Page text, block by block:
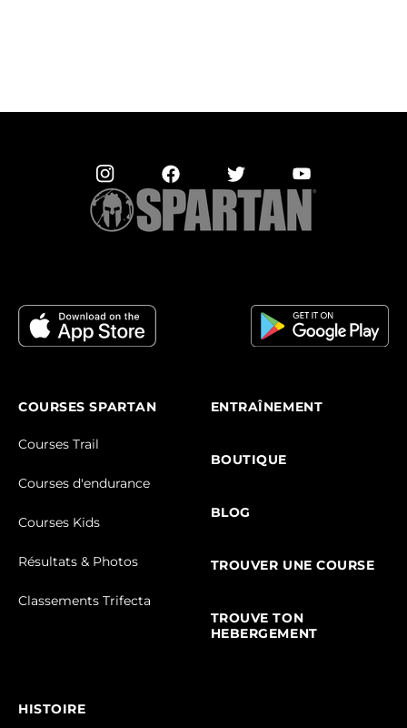
COURSES SPARTAN
Courses Trail
Courses d'endurance
Courses Kids
Résultats & Photos
Classements Trifecta
ENTRAÎNEMENT
BOUTIQUE
BLOG
TROUVER UNE COURSE
TROUVE TON
HEBERGEMENT
HISTOIRE